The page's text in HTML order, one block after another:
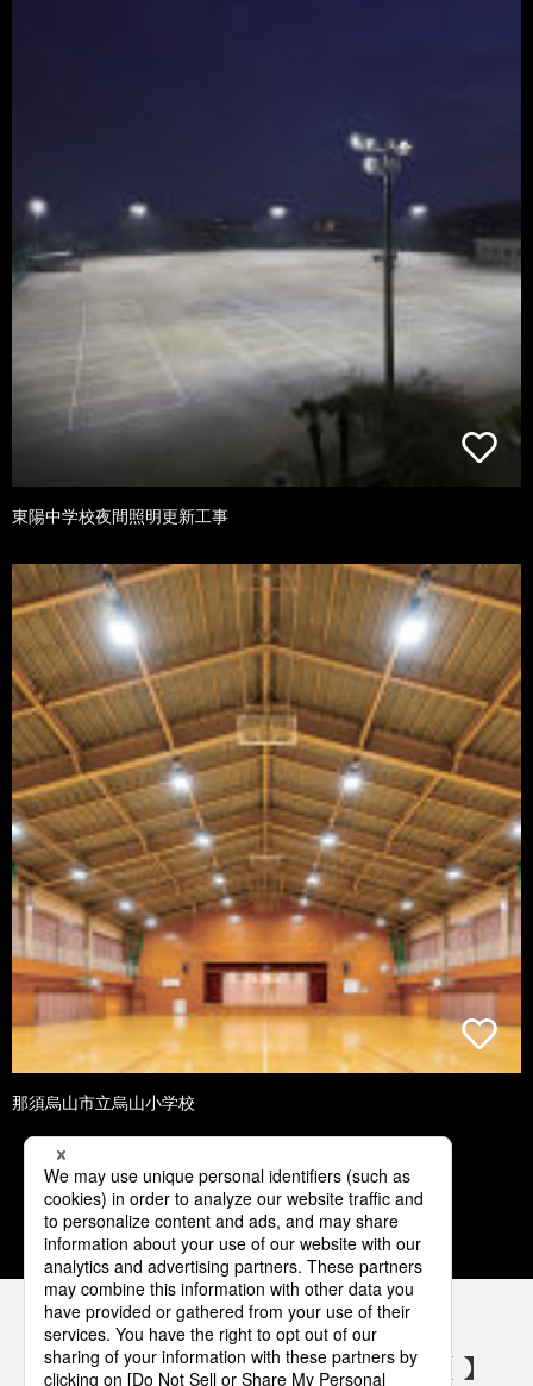
東陽中学校夜間照明更新工事
那須烏山市立烏山小学校
1 2 3 4 5
パナソニックの電気設備 SNSアカウント